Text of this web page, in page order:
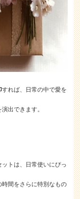
すれば、日常の中で愛を
出できます。
トは、日常使いにぴっ
時間をさらに特別なもの